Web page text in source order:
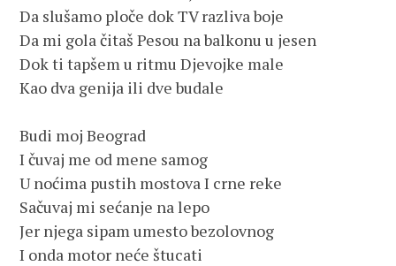
Da slušamo ploče dok TV razliva boje
Da mi gola čitaš Pesou na balkonu u jesen
Dok ti tapšem u ritmu Djevojke male
Kao dva genija ili dve budale
Budi moj Beograd
I čuvaj me od mene samog
U noćima pustih mostova I crne reke
Sačuvaj mi sećanje na lepo
Jer njega sipam umesto bezolovnog
I onda motor neće štucati